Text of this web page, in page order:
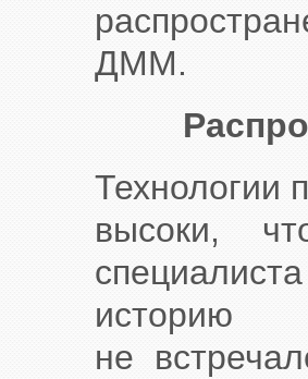
ДММ.
Технологии
высоки,
историю
не